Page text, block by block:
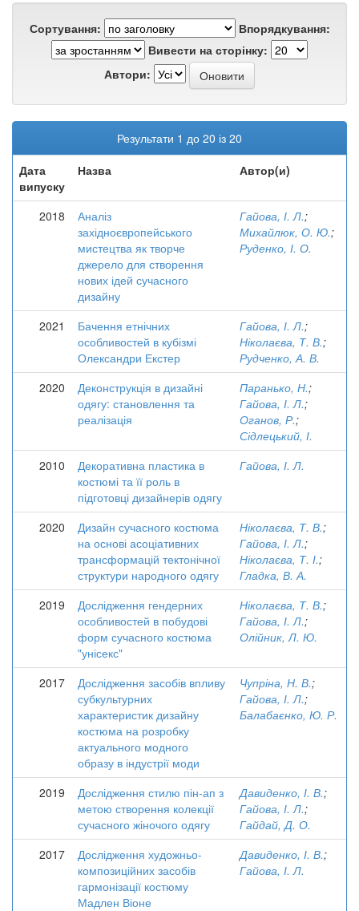
Сортування:
Впорядкування:
Вивести на сторінку:
Автори:
Результати 1 до 20 із 20
Дата
випуску
Назва Автор(и)
2018
Аналіз
західноєвропейського
мистецтва як творче
джерело для створення
нових ідей сучасного
дизайну
Гайова, І. Л.;
Михайлюк, О. Ю.;
Руденко, І. О.
2021
Бачення етнічних
особливостей в кубізмі
Олександри Екстер
Гайова, І. Л.;
Ніколаєва, Т. В.;
Рудченко, А. В.
2020
Деконструкція в дизайні
одягу: становлення та
реалізація
Паранько, Н.;
Гайова, І. Л.;
Оганов, Р.;
Сідлецький, І.
2010
Декоративна пластика в
костюмі та її роль в
підготовці дизайнерів одягу
Гайова, І. Л.
2020
Дизайн сучасного костюма
на основі асоціативних
трансформацій тектонічної
структури народного одягу
Ніколаєва, Т. В.;
Гайова, І. Л.;
Ніколаєва, Т. І.;
Гладка, В. А.
2019
Дослідження гендерних
особливостей в побудові
форм сучасного костюма
"унісекс"
Ніколаєва, Т. В.;
Гайова, І. Л.;
Олійник, Л. Ю.
2017
Дослідження засобів впливу
субкультурних
характеристик дизайну
костюма на розробку
актуального модного
образу в індустрії моди
Чупріна, Н. В.;
Гайова, І. Л.;
Балабаєнко, Ю. Р.
2019
Дослідження стилю пін-ап з
метою створення колекції
сучасного жіночого одягу
Давиденко, І. В.;
Гайова, І. Л.;
Гайдай, Д. О.
2017
Дослідження художньо-
композиційних засобів
гармонізації костюму
Мадлен Віоне
Давиденко, І. В.;
Гайова, І. Л.